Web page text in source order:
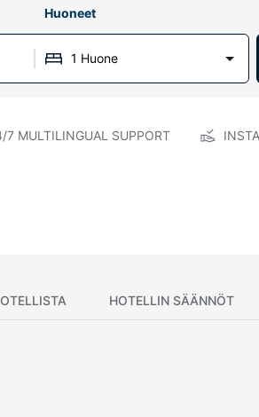
Huoneet
1 Huone
7 MULTILINGUAL SUPPORT
HOTELLIN SÄÄNNÖT